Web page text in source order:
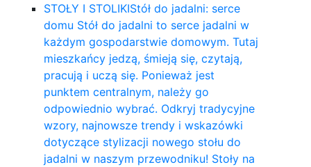
STOŁY I STOLIKIStół do jadalni: serce
domu Stół do jadalni to serce jadalni w
każdym gospodarstwie domowym. Tutaj
mieszkańcy jedzą, śmieją się, czytają,
pracują i uczą się. Ponieważ jest
punktem centralnym, należy go
odpowiednio wybrać. Odkryj tradycyjne
wzory, najnowsze trendy i wskazówki
dotyczące stylizacji nowego stołu do
jadalni w naszym przewodniku! Stoły na